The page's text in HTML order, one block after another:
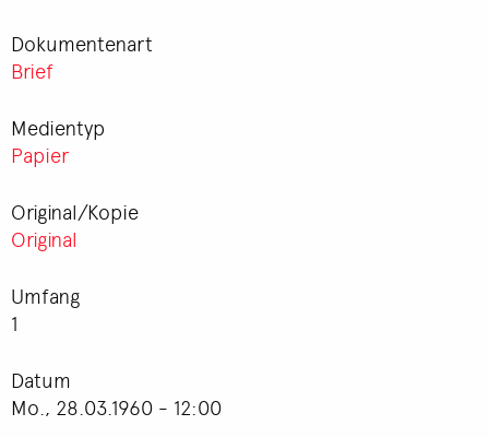
Dokumentenart
Brief
Medientyp
Papier
Original/Kopie
Original
Umfang
1
Datum
Mo., 28.03.1960 - 12:00